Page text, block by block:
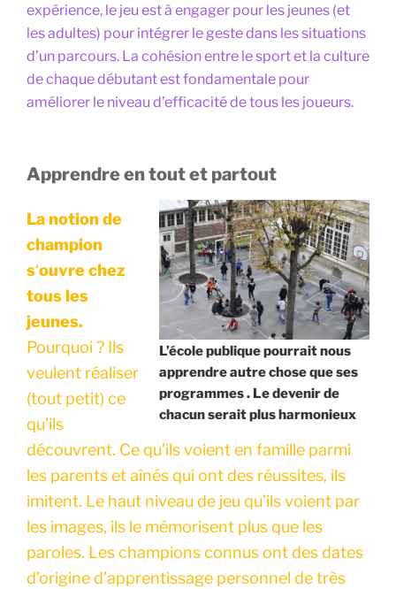
expérience, le jeu est à engager pour les jeunes (et
les adultes) pour intégrer le geste dans les situations
d’un parcours. La cohésion entre le sport et la culture
de chaque débutant est fondamentale pour
améliorer le niveau d’efficacité de tous les joueurs.
Apprendre en toutet partout
L’école publique pourrait nous
apprendre autre chose que ses
programmes . Le devenir de
chacun serait plus harmonieux
La notion de
champion
s‘ouvre chez
tous les
jeunes.
Pourquoi ? Ils
veulent réaliser
(tout petit) ce
qu’ils
découvrent. Ce qu’ils voient en famille parmi
les parents et aînés qui ont des réussites, ils
imitent. Le haut niveau de jeu qu’ils voient par
les images, ils le mémorisent plus que les
paroles. Les champions connus ont des dates
d’origine d’apprentissage personnel de très